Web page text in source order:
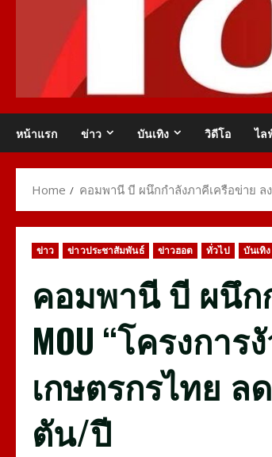
หน้าแรก ข่าว บันเทิง วิดีโอ ไล
Home คอมพานี บี ผนึกกำลังภาคีเครือข่าย ล
ข่าว ข่าวประชาสัมพันธ์ ข่าวฮอต ทั่วไป บันเทิง
คอมพานี บี ผนึก
MOU “โครงกา
เกษตรกรไทย ล
ตัน/ปี